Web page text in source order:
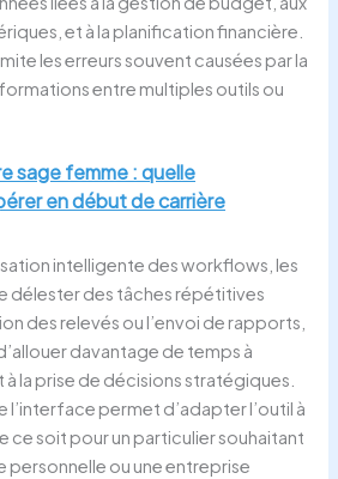
et à la planification financière.
les erreurs souvent causées par la
entre multiples outils ou
sage femme : quelle
en début de carrière
intelligente des workflows, les
délester des tâches répétitives
des relevés ou l’envoi de rapports,
davantage de temps à
à la prise de décisions stratégiques.
l’interface permet d’adapter l’outil à
ce soit pour un particulier souhaitant
personnelle ou une entreprise